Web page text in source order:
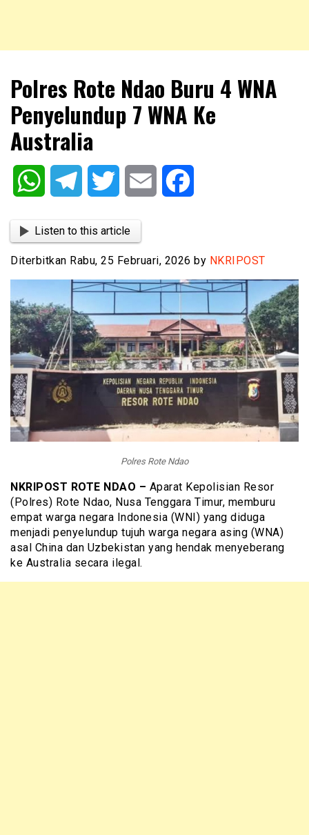
NKRIPOST
Polres Rote Ndao Buru 4 WNA
Penyelundup 7 WNA Ke
Australia
WhatsAppTelegram Twitter Email
Listen to this article
Diterbitkan Rabu, 25 Februari, 2026 by NKRIPOST
Polres Rote Ndao
NKRIPOST ROTE NDAO – Aparat Kepolisian Resor
(Polres) Rote Ndao, Nusa Tenggara Timur, memburu
empat warga negara Indonesia (WNI) yang diduga
menjadi penyelundup tujuh warga negara asing (WNA)
asal China dan Uzbekistan yang hendak menyeberang
ke Australia secara ilegal.